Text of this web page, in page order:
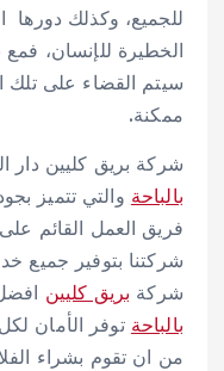
للجميع، وكذلك دورها
الخطيرة للإنسان، فمع
سيتم القضاء على تلك
ممكنة.
شركة بريق كليين دار
بالباحة والتي تتميز
فريق العمل القائم
شركتنا بتوفير جميع
شركة بريق كليين
بالباحة توفر الأمان
من ان تقوم بشراء